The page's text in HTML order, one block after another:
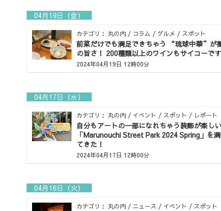
04月19日（金）
カテゴリ： 丸の内 / コラム / グルメ / スポット
前菜だけでも満足できちゃう “琉球中華”が
の旨さ！ 200種類以上のワインもサイコーです
2024年04月19日 12時00分
04月17日（水）
カテゴリ： 丸の内 / イベント / スポット / レポート
自分もアートの一部になれちゃう装飾が楽しい
「Marunouchi Street Park 2024 Spring」を
てきた！
2024年04月17日 12時00分
04月16日（火）
カテゴリ： 丸の内 / ニュース / イベント / スポット